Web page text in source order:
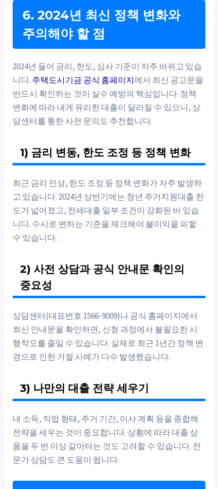
6. 2024년 최신 정책 변화와
주의해야 할 점
2024년 들어 금리, 한도, 심사 기준이 자주 바뀌고 있습
니다. 주택도시기금 공식 홈페이지에서 최신 공고문을
반드시 확인하는 것이 실수 예방의 핵심입니다. 정책
변화에 따라 내게 유리한 대출이 달라질 수 있으니, 상
담센터를 통한 사전 문의도 추천합니다.
1) 금리 변동, 한도 조정 등 정책 변화
최근 금리 인상, 한도 조정 등 정책 변화가 자주 발생하
고 있습니다. 2024년 상반기에는 청년 주거지원대출 한
도가 넓어졌고, 전세대출 일부 조건이 강화된 바 있습
니다. 수시로 변하는 기준을 체크해야 불이익을 피할
수 있습니다.
2) 사전 상담과 공식 안내문 확인의
중요성
상담센터(대표번호 1566-9009)나 공식 홈페이지에서
최신 안내문을 확인하면, 신청 과정에서 불필요한 시
행착오를 줄일 수 있습니다. 실제로 최근 1년간 정책 변
경으로 인한 거절 사례가 다수 발생했습니다.
3) 나만의 대출 전략 세우기
내 소득, 직업 형태, 주거 기간, 이사 계획 등을 종합해
전략을 세우는 것이 중요합니다. 상황에 따라 대출 상
품을 두 번 이상 갈아타는 것도 고려할 수 있습니다. 전
문가 상담도 큰 도움이 됩니다.